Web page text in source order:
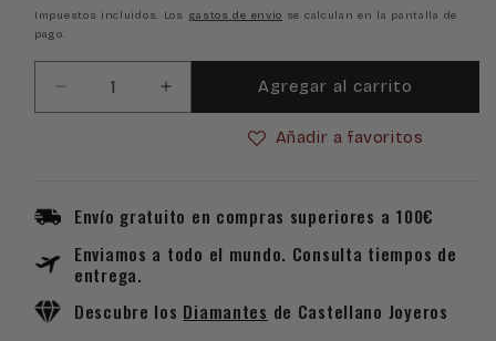
habitual
Impuestos incluidos. Los gastos de envío se calculan en la pantalla de
pago.
Reducir
cantidad
de
925
macramé
trébol
Aumentar
cantidad
de
925
trébol
con
Agregar al carrito
Añadir a favoritos
Envío gratuito en compras superiores a 100€
Enviamos a todo el mundo. Consulta tiempos de
entrega.
Descubre los Diamantes de Castellano Joyeros